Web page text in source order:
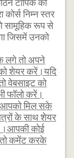
टाॅपिक को
कोर्स निम्न स्तर
सामूहिक रूप से
जिसमें उनको
लगे तो अपने
शेयर करें।यदि
वेबसाइट को
फॉलो करें।
आपको मिल सके
के साथ शेयर
।आपकी कोई
तो कमेंट करके